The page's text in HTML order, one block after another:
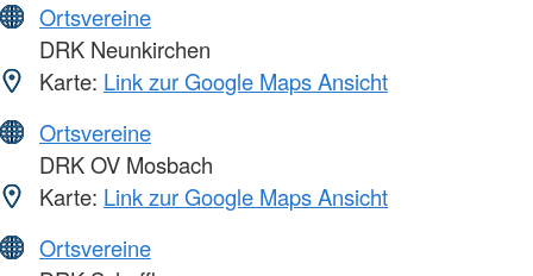
Ortsvereine
DRK Neunkirchen
Karte: Link zur Google Maps Ansicht
Ortsvereine
DRK OV Mosbach
Karte: Link zur Google Maps Ansicht
Ortsvereine